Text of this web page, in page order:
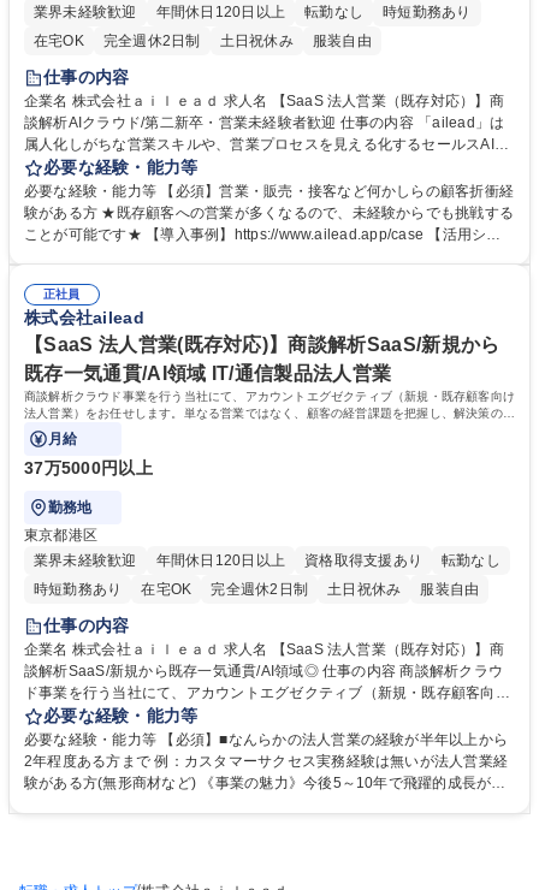
業界未経験歓迎
年間休日120日以上 転勤なし
時短勤務あり
在宅OK
完全週休2日制 土日祝休み 服装自由
仕事の内容
企業名 株式会社ａｉｌｅａｄ 求人名 【SaaS 法人営業（既存対応）】商
談解析AIクラウド/第二新卒・営業未経験者歓迎 仕事の内容 「ailead」は
属人化しがちな営業スキルや、営業プロセスを見える化するセールスAIク
ラウドSaaSです。2021年7月のリリース以降、急成長を遂げており、今
後さらに多くの企業様の成果創出に尽力できるようアカウント エグゼクテ
ィブチームを絶賛拡大中です。 ■お客様の機能理解を促すオンボーディン
グ業務 ■お客様のゴール達成へのサポート（お客様ごとにカスタマイズし
案 ■各種資料/ヘルプページ等のコンテンツ作成 ※業務内容の変更範囲：
当社業務全般 募集職種 【SaaS 法人営業（既存対応）】商談解析AIクラウ
ド/第二新卒・営業未経験者歓迎
必要な経験・能力等
必要な経験・能力等 【必須】営業・販売・接客など何かしらの顧客折衝経
験がある方 ★既存顧客への営業が多くなるので、未経験からでも挑戦する
ことが可能です★ 【導入事例】https://www.ailead.app/case 【活用シー
正社員
株式会社ailead
【SaaS 法人営業(既存対応)】商談解析SaaS/新規から
既存一気通貫/AI領域 IT/通信製品法人営業
商談解析クラウド事業を行う当社にて、アカウントエグゼクティブ（新規・既存顧客向け
法人営業）をお任せします。単なる営業ではなく、顧客の経営課題を把握し、解決策の立
案から実行までを一貫して担当します。
月給
37万5000円以上
勤務地
東京都港区
業界未経験歓迎
年間休日120日以上 資格取得支援あり
転勤なし
時短勤務あり
在宅OK 完全週休2日制 土日祝休み 服装自由
仕事の内容
企業名 株式会社ａｉｌｅａｄ 求人名 【SaaS 法人営業（既存対応）】商
談解析SaaS/新規から既存一気通貫/AI領域◎ 仕事の内容 商談解析クラウ
ド事業を行う当社にて、アカウントエグゼクティブ（新規・既存顧客向け
法人営業）をお任せします。単なる営業ではなく、顧客の経営課題を把握
し、解決策の立案から実行までを一貫して担当します。 導入戦略の設計か
ら商談設計、条件交渉までを担当するほか、導入後も既存顧客の深耕を担
い、中長期的な顧客戦略を遂行します。縦割りの「The Model」型ではな
必要な経験・能力等
必要な経験・能力等 【必須】■なんらかの法人営業の経験が半年以上から
2年程度ある方まで 例：カスタマーサクセス実務経験は無いが法人営業経
験がある方(無形商材など) 《事業の魅力》今後5～10年で飛躍的成長が見